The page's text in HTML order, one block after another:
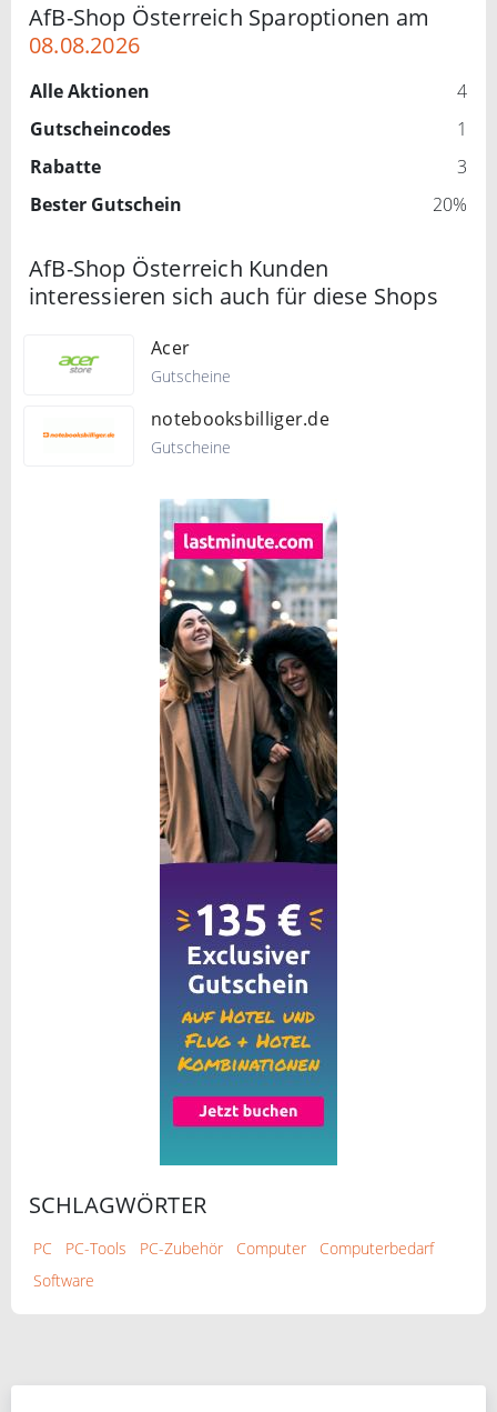
AfB-Shop Österreich Sparoptionen am
08.08.2026
Alle Aktionen
4
Gutscheincodes
1
Rabatte
3
Bester Gutschein
20%
AfB-Shop Österreich Kunden
interessieren sich auch für diese Shops
Acer
Gutscheine
notebooksbilliger.de
Gutscheine
SCHLAGWÖRTER
PC PC-Tools PC-Zubehör Computer
Computerbedarf
Software